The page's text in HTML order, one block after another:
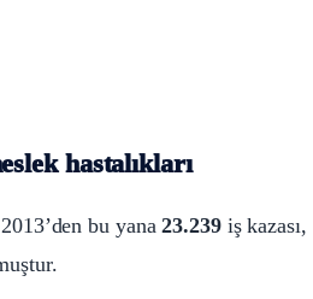
hastalıkları
bu yana23.239iş kazası,